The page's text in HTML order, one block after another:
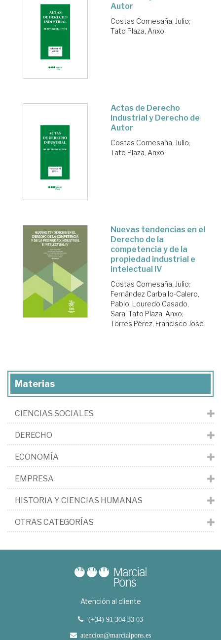
Autor
Costas Comesaña, Julio;
Tato Plaza, Anxo
Actas de Derecho
Industrial y Derecho de
Autor
Costas Comesaña, Julio;
Tato Plaza, Anxo
Nuevas tendencias en el
Derecho de la
competencia y de la
propiedad industrial e
intelectual IV
Costas Comesaña, Julio;
Fernández Carballo-Calero,
Pablo; Louredo Casado,
Sara; Tato Plaza, Anxo;
Torres Pérez, Francisco José
Materias
CIENCIAS SOCIALES
DERECHO
ECONOMÍA
EMPRESA
HISTORIA Y CIENCIAS HUMANAS
OTRAS CATEGORÍAS
Atención al cliente
(+34) 91 304 33 03
atencion@marcialpons.es